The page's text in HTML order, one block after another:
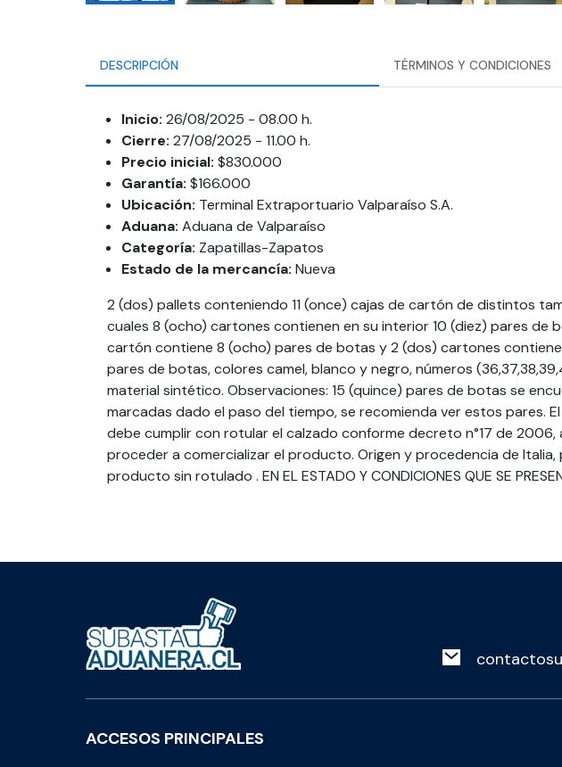
DESCRIPCIÓN TÉRMINOS Y CONDICIONES
Inicio: 26/08/2025 - 08.00 h.
Cierre: 27/08/2025 - 11.00 h.
Precio inicial: $830.000
Garantía: $166.000
Ubicación: Terminal Extraportuario Valparaíso S.A.
Aduana: Aduana de Valparaíso
Categoría: Zapatillas-Zapatos
Estado de la mercancía: Nueva
2 (dos) pallets conteniendo 11 (once) cajas de cartón de distintos
cuales 8 (ocho) cartones contienen en su interior 10 (diez) pares de
cartón contiene 8 (ocho) pares de botas y 2 (dos) cartones
pares de botas, colores camel, blanco y negro, números
material sintético. Observaciones: 15 (quince) pares de botas se
marcadas dado el paso del tiempo, se recomienda ver estos pares.
debe cumplir con rotular el calzado conforme decreto n°17 de 2006,
proceder a comercializar el producto. Origen y procedencia de Italia,
producto sin rotulado . EN EL ESTADO Y CONDICIONES QUE SE
ACCESOS PRINCIPALES